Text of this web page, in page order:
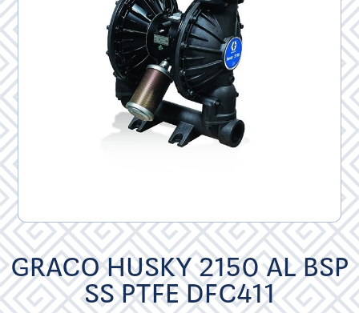
GRACO HUSKY 2150 AL BSP
SS PTFE DFC411